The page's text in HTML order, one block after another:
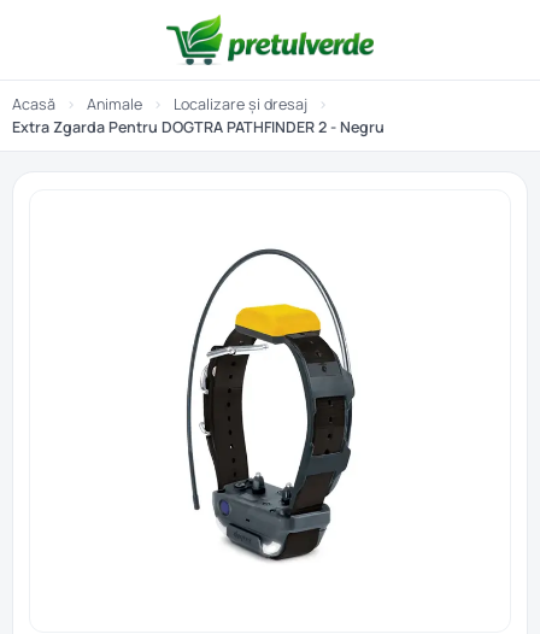
Acasă › Animale › Localizare și dresaj
›
Extra Zgarda Pentru DOGTRA PATHFINDER 2 - Negru